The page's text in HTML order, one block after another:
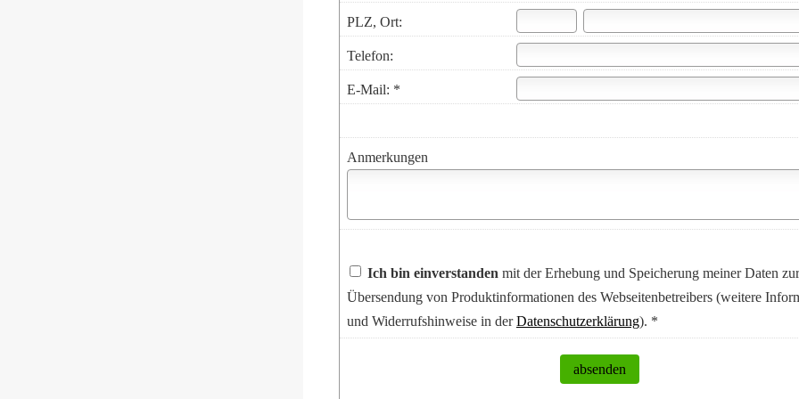
PLZ, Ort:
Telefon:
E-Mail: *
Anmerkungen
Ich bin einverstanden mit der Erhebung und Speicherung meiner Daten zur
Übersendung von Produktinformationen des Webseitenbetreibers (weitere
und Widerrufshinweise in derDatenschutzerklärung). *
absenden